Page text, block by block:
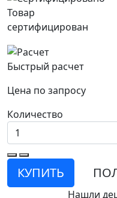
Товар
сертифицирован
Быстрый расчет
Цена по запросу
Количество
КУПИТЬ
Нашли